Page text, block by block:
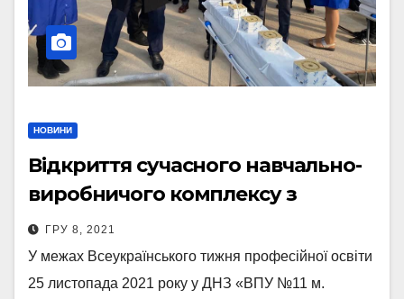
НОВИНИ
Відкриття сучасного навчально-
виробничого комплексу з
підготовки фахівців тепличного
господарства
ГРУ 8, 2021
У межах Всеукраїнського тижня професійної освіти
25 листопада 2021 року у ДНЗ «ВПУ №11 м.